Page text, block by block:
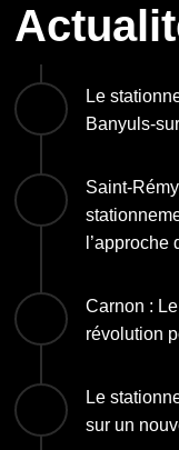
Le
Banyuls-
Saint-
Carnon :
révolution
Le
sur un